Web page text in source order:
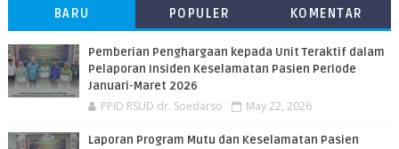
BARU POPULER KOMENTAR
Pemberian Penghargaan kepada Unit Teraktif dalam
Pelaporan Insiden Keselamatan Pasien Periode
Januari-Maret 2026
PPID RSUD dr. Soedarso May 22, 2026
Laporan Program Mutu dan Keselamatan Pasien